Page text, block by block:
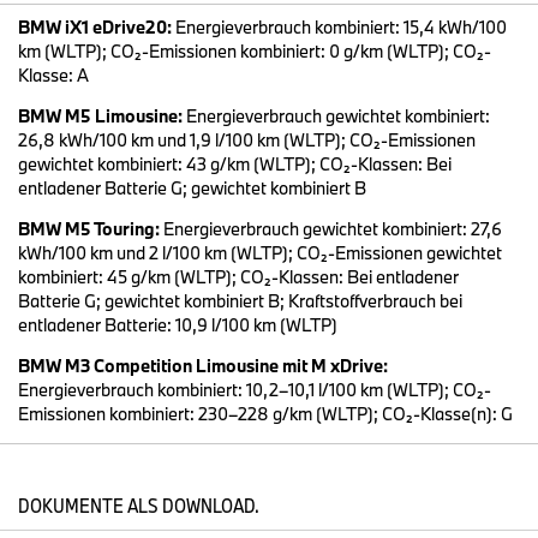
entlang unserer langfristigen strategischen Zielsetzungen.
Dieses Vorgehen zahlt sich aus. Ungeachtet der volatilen
Bedingungen ist die BMW Group gemäß unseren Erwartungen in
das Jahr 2025 gestartet.
Drei Gründe sind dafür maßgeblich:
1.Unser junges und ansprechendes Produktportfolio über alle
Antriebsformen hinweg und die daraus resultierende gute
operative Performance speziell in Europa und den USA.
2. Ein weiter starkes Absatzwachstum bei unseren
BMW iX1 eDrive20: Energieverbrauch kombiniert: 15,4 kWh/100
km (WLTP); CO₂-Emissionen kombiniert: 0 g/km (WLTP); CO₂-
Klasse: A
BMW M5 Limousine: Energieverbrauch gewichtet kombiniert:
26,8 kWh/100 km und 1,9 l/100 km (WLTP); CO₂-Emissionen
gewichtet kombiniert: 43 g/km (WLTP); CO₂-Klassen: Bei
entladener Batterie G; gewichtet kombiniert B
BMW M5 Touring: Energieverbrauch gewichtet kombiniert: 27,6
kWh/100 km und 2 l/100 km (WLTP); CO₂-Emissionen gewichtet
kombiniert: 45 g/km (WLTP); CO₂-Klassen: Bei entladener
Batterie G; gewichtet kombiniert B; Kraftstoffverbrauch bei
entladener Batterie: 10,9 l/100 km (WLTP)
BMW M3 Competition Limousine mit M xDrive:
Energieverbrauch kombiniert: 10,2–10,1 l/100 km (WLTP); CO₂-
Emissionen kombiniert: 230–228 g/km (WLTP); CO₂-Klasse(n): G
DOKUMENTE ALS DOWNLOAD.